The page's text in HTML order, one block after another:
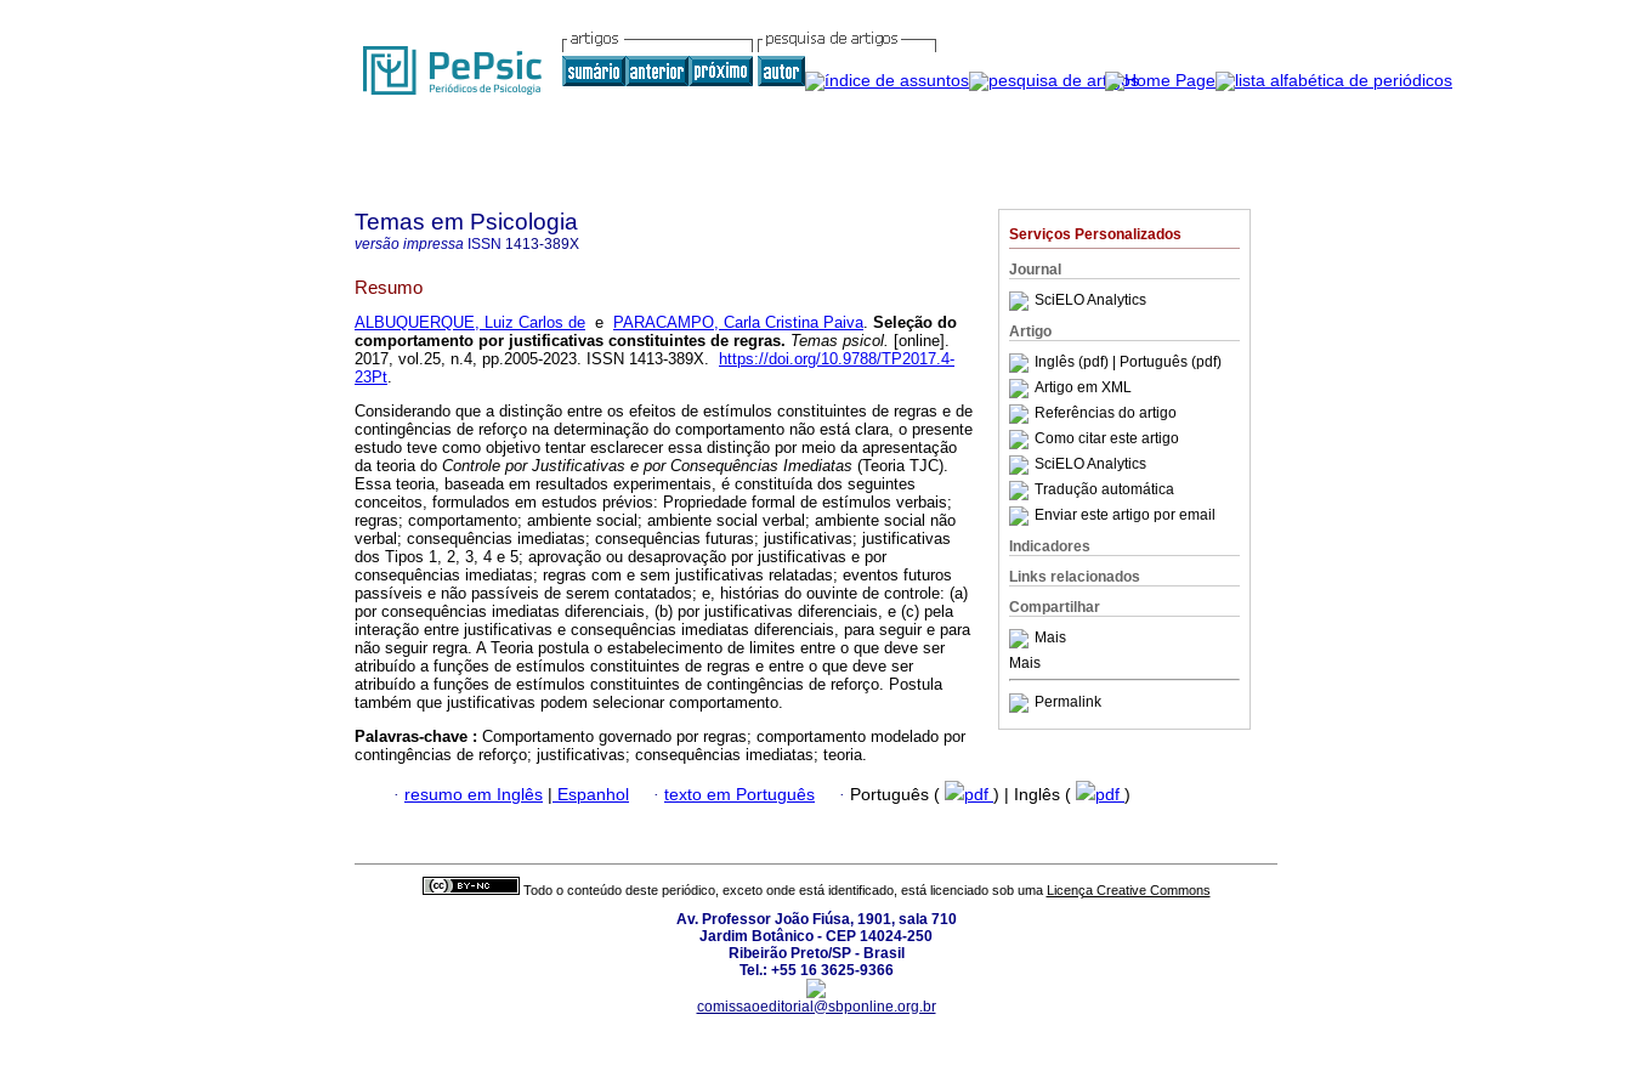
Serviços Personalizados
Journal
SciELO Analytics
Artigo
Inglês (pdf)
| Português (pdf)
Artigo em XML
Referências do artigo
Como citar este artigo
SciELO Analytics
Tradução automática
Enviar este artigo por email
Indicadores
Links relacionados
Compartilhar
Mais
Mais
Permalink
Temas em Psicologia
versão impressa ISSN 1413-389X
Resumo
ALBUQUERQUE, Luiz Carlos de e PARACAMPO, Carla Cristina Paiva. Seleção do
comportamento por justificativas constituintes de regras. Temas psicol. [online].
2017, vol.25, n.4, pp.2005-2023. ISSN 1413-389X.
https://doi.org/10.9788/TP2017.4-
23Pt.
Considerando que a distinção entre os efeitos de estímulos constituintes de regras e de
contingências de reforço na determinação do comportamento não está clara, o presente
estudo teve como objetivo tentar esclarecer essa distinção por meio da apresentação
da teoria do Controle por Justificativas e por Consequências Imediatas (Teoria TJC).
Essa teoria, baseada em resultados experimentais, é constituída dos seguintes
conceitos, formulados em estudos prévios: Propriedade formal de estímulos verbais;
regras; comportamento; ambiente social; ambiente social verbal; ambiente social não
verbal; consequências imediatas; consequências futuras; justificativas; justificativas
dos Tipos 1, 2, 3, 4 e 5; aprovação ou desaprovação por justificativas e por
consequências imediatas; regras com e sem justificativas relatadas; eventos futuros
passíveis e não passíveis de serem contatados; e, histórias do ouvinte de controle: (a)
por consequências imediatas diferenciais, (b) por justificativas diferenciais, e (c) pela
interação entre justificativas e consequências imediatas diferenciais, para seguir e para
não seguir regra. A Teoria postula o estabelecimento de limites entre o que deve ser
atribuído a funções de estímulos constituintes de regras e entre o que deve ser
atribuído a funções de estímulos constituintes de contingências de reforço. Postula
também que justificativas podem selecionar comportamento.
Palavras-chave : Comportamento governado por regras; comportamento modelado por
contingências de reforço; justificativas; consequências imediatas; teoria.
· resumo em Inglês | Espanhol · texto em Português · Português ( pdf ) | Inglês ( pdf )
Todo o conteúdo deste periódico, exceto onde está identificado, está licenciado sob uma Licença Creative Commons
Av. Professor João Fiúsa, 1901, sala 710
Jardim Botânico - CEP 14024-250
Ribeirão Preto/SP - Brasil
Tel.: +55 16 3625-9366
comissaoeditorial@sbponline.org.br